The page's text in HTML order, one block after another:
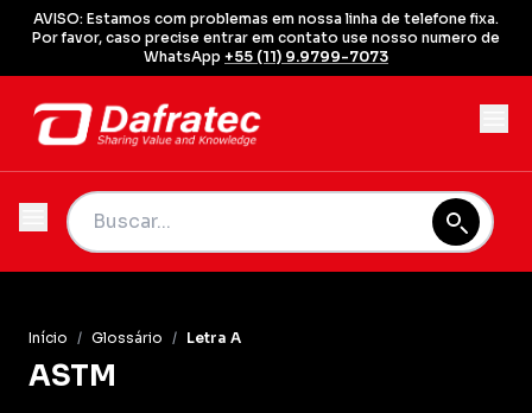
AVISO: Estamos com problemas em nossa linha de telefone fixa.
Por favor, caso precise entrar em contato use nosso numero de
WhatsApp +55 (11) 9.9799-7073
Início / Glossário / Letra A
ASTM